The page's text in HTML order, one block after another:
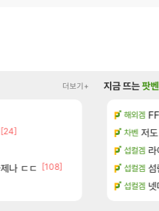
더보기+
[24]
나 ㄷㄷ
[108]
검은사막 장
메이플 챌린
메이플 빵값
메이플 8월
로아 보상
지금 뜨는팟벤
다
나
해외겜
차벤 저
섭컬겜 라
섭컬겜 섬
섭컬겜 넷